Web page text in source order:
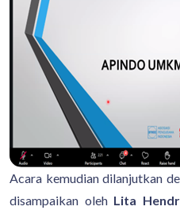
Acara kemudian dilanjutkan
disampaikan oleh Lita